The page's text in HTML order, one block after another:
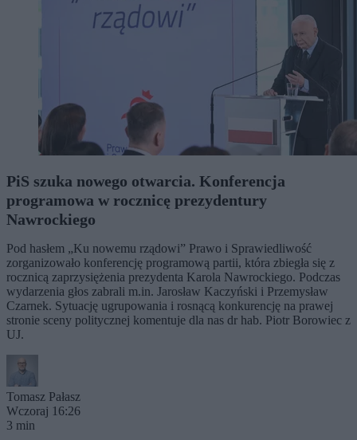
PiS szuka nowego otwarcia. Konferencja
programowa w rocznicę prezydentury
Nawrockiego
Pod hasłem „Ku nowemu rządowi” Prawo i Sprawiedliwość
zorganizowało konferencję programową partii, która zbiegła się z
rocznicą zaprzysiężenia prezydenta Karola Nawrockiego. Podczas
wydarzenia głos zabrali m.in. Jarosław Kaczyński i Przemysław
Czarnek. Sytuację ugrupowania i rosnącą konkurencję na prawej
stronie sceny politycznej komentuje dla nas dr hab. Piotr Borowiec z
UJ.
Tomasz Pałasz
Wczoraj 16:26
3 min